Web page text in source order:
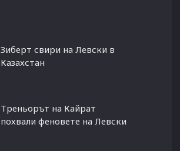
Зиберт свири на Левски в
Казахстан
Треньорът на Кайрат
похвали феновете на Левски